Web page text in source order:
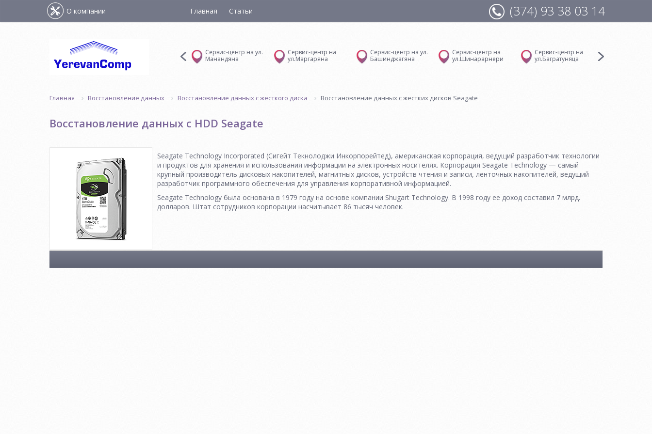
О компании Главная Статьи (374) 93 38 03 14
Сервис-центр на
ул.Шинарарнери
Сервис-центр на ул.
Манандяна
Сервис-центр на
ул.Маргаряна
Сервис-центр на ул.
Башинджагяна
Сервис-центр на
ул.Шинарарнери
Сервис-центр на
ул.Багратуняца
Главная Восстановление данных Восстановление данных с жесткого диска Восстановление данных с жестких дисков Seagate
Восстановление данных с HDD Seagate
Seagate Technology Incorporated (Сигейт Текнолоджи Инкорпорейтед), американская корпорация, ведущий разработчик технологии
и продуктов для хранения и использования информации на электронных носителях. Корпорация Seagate Technology — самый
крупный производитель дисковых накопителей, магнитных дисков, устройств чтения и записи, ленточных накопителей, ведущий
разработчик программного обеспечения для управления корпоративной информацией.
Seagate Technology была основана в 1979 году на основе компании Shugart Technology. В 1998 году ее доход составил 7 млрд.
долларов. Штат сотрудников корпорации насчитывает 86 тысяч человек.